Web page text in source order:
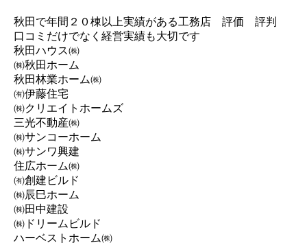
秋田で年間２０棟以上実績がある工務店 評価 評判
口コミだけでなく経営実績も大切です
秋田ハウス㈱
㈱秋田ホーム
秋田林業ホーム㈱
㈲伊藤住宅
㈱クリエイトホームズ
三光不動産㈱
㈱サンコーホーム
㈱サンワ興建
住広ホーム㈱
㈲創建ビルド
㈱辰巳ホーム
㈱田中建設
㈱ドリームビルド
ハーベストホーム㈱